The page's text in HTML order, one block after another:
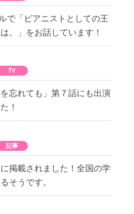
で「ピアニストとしての王
。」をお話しています！
TV
を忘れても」第７話にも出演
！
記事
掲載されました！全国の学
そうです。